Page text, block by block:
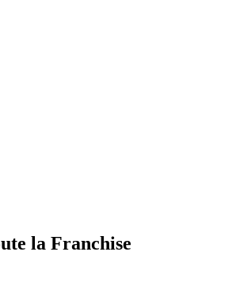
la Franchise